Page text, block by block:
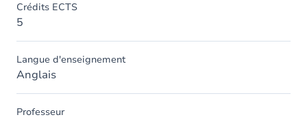
Crédits ECTS
5
Langue d'enseignement
Anglais
Professeur